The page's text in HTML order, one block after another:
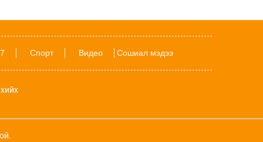
Спорт Видео Сошиал мэдээ
хийх